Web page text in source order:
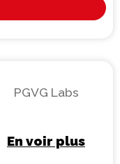
PGVG Labs
En voir plus